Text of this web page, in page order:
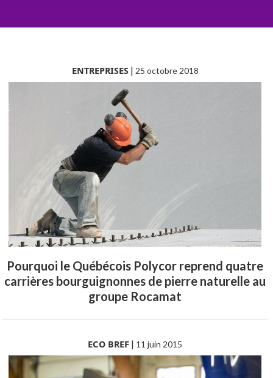
ENTREPRISES| 25 octobre 2018
Pourquoi le Québécois Polycor reprend quatre
carrières bourguignonnes de pierre naturelle au
groupe Rocamat
ECO BREF | 11 juin 2015